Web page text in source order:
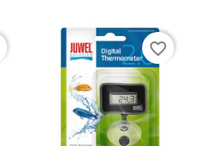
favorite_border